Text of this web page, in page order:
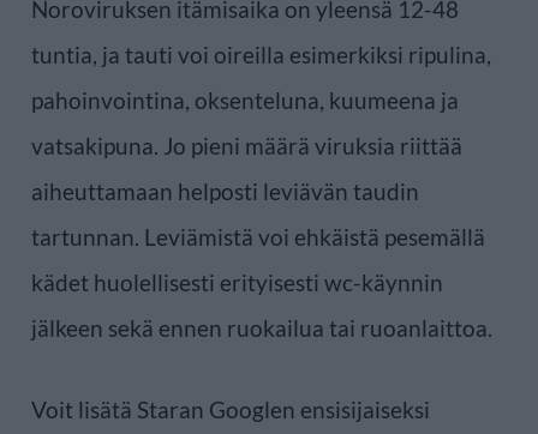
Noroviruksen itämisaika on yleensä 12-48
tuntia, ja tauti voi oireilla esimerkiksi ripulina,
pahoinvointina, oksenteluna, kuumeena ja
vatsakipuna. Jo pieni määrä viruksia riittää
aiheuttamaan helposti leviävän taudin
tartunnan. Leviämistä voi ehkäistä pesemällä
kädet huolellisesti erityisesti wc-käynnin
jälkeen sekä ennen ruokailua tai ruoanlaittoa.
Voit lisätä Staran Googlen ensisijaiseksi